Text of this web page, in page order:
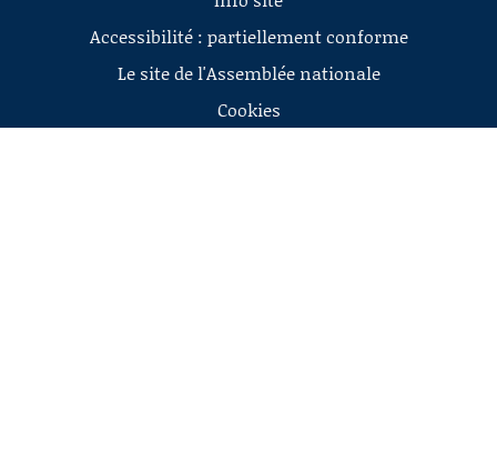
Accessibilité : partiellement conforme
Le site de l'Assemblée nationale
Cookies